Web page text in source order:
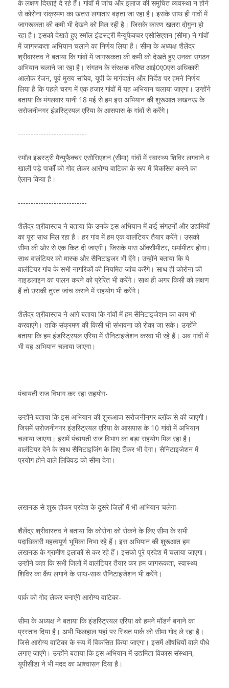
के लक्षण दिखाई दे रहे हैं। गांवों में जांच और इलाज की समुचित व्यवस्था न होने
से कोरोना संक्रमण का खतरा लगातार बढ़ता जा रहा है। इसके साथ ही गांवों में
जागरूकता की कमी भी देखने को मिल रही है। जिसके कारण खतरा दोगुना हो
रहा है। इसको देखते हुए स्मॉल इंडस्ट्री मैन्युफैक्चर एसोसिएशन (सीमा) ने गांवों
में जागरूकता अभियान चलाने का निर्णय लिया है। सीमा के अध्यक्ष शैलेंद्र
श्रीवास्तव ने बताया कि गांवों में जागरूकता की कमी को देखते हुए उनका संगठन
अभियान चलाने जा रहा है। संगठन के संरक्षक वरिष्ठ आई0ए0एस अधिकारी
आलोक रंजन, पूर्व मुख्य सचिव, यूपी के मार्गदर्शन और निर्देश पर हमने निर्णय
लिया है कि पहले चरण में एक हजार गांवों में यह अभियान चलाया जाएगा। उन्होंने
बताया कि मंगलवार यानी 18 मई से हम इस अभियान की शुरूआत लखनऊ के
सरोजनीनगर इंडस्ट्रियल एरिया के आसपास के गांवों से करेंगे।
---------------------------
स्मॉल इंडस्ट्री मैन्युफैक्चर एसोसिएशन (सीमा) गांवों में स्वास्थ्य शिविर लगवाने व
खाली पड़े पार्कों को गोद लेकर आरोग्य वाटिका के रूप में विकसित करने का
ऐलान किया है।
---------------------------
शैलेंद्र श्रीवास्तव ने बताया कि उनके इस अभियान में कई संगठनों और उद्यमियों
का पूरा साथ मिल रहा है। हर गांव में हम एक वालंटियर तैयार करेंगे। उसको
सीमा की ओर से एक किट दी जाएगी। जिसके पास ऑक्सीमीटर, थर्मामीटर होगा।
साथ वालंटियर को मास्क और सैनिटाइजर भी देंगे। उन्होंने बताया कि ये
वालंटियर गांव के सभी नागरिकों की नियमित जांच करेंगे। साथ ही कोरोना की
गाइडलाइन का पालन करने को प्रेरित भी करेंगे। साथ ही अगर किसी को लक्षण
हैं तो उसकी तुरंत जांच कराने में सहयोग भी करेंगे।
शैलेंद्र श्रीवास्तव ने आगे बताया कि गांवों में हम सैनिटाइजेशन का काम भी
करवाएंगे। ताकि संक्रमण की किसी भी संभावना को रोका जा सके। उन्होंने
बताया कि हम इंडस्ट्रियल एरिया में सैनिटाइजेशन करवा भी रहे हैं। अब गांवों में
भी यह अभियान चलाया जाएगा।
पंचायती राज विभाग कर रहा सहयोग-
उन्होंने बताया कि इस अभियान की शुरूआज सरोजनीनगर ब्लॉक से की जाएगी।
जिसमें सरोजनीनगर इंडस्ट्रियल एरिया के आसपास के 10 गांवों में अभियान
चलाया जाएगा। इसमें पंचायती राज विभाग का बड़ा सहयोग मिल रहा है।
वालंटियर देने के साथ सैनिटाइजिंग के लिए टैंकर भी देगा। सैनिटाइजेशन में
प्रयोग होने वाले लिक्विड को सीमा देगा।
लखनऊ से शुरू होकर प्रदेश के दूसरे जिलों में भी अभियान चलेगा-
शैलेंद्र श्रीवास्तव ने बताया कि कोरोना को रोकने के लिए सीमा के सभी
पदाधिकारी महत्वपूर्ण भूमिका निभा रहे हैं। इस अभियान की शुरूआत हम
लखनऊ के ग्रामीण इलाकों से कर रहे हैं। इसको पूरे प्रदेश में चलाया जाएगा।
उन्होंने कहा कि सभी जिलों में वालंटियर तैयार कर हम जागरूकता, स्वास्थ्य
शिविर का कैंप लगाने के साथ-साथ सैनिटाइजेशन भी करेंगे।
पार्क को गोद लेकर बनाएंगे आरोग्य वाटिका-
सीमा के अध्यक्ष ने बताया कि इंडस्ट्रियल एरिया को हमने मॉडर्न बनाने का
प्रस्ताव दिया है। अभी फिलहाल यहां पर स्थित पार्क को सीमा गोद ले रहा है।
जिसे आरोग्य वाटिका के रूप में विकसित किया जाएगा। इसमें औषधियों वाले पौधे
लगाए जाएंगे। उन्होंने बताया कि इस अभियान में उद्यमिता विकास संस्थान,
यूपीसीडा ने भी मदद का आश्वासन दिया है।